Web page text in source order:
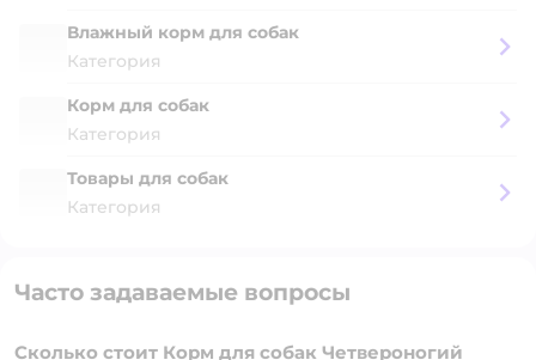
Влажный корм для собак
Категория
Корм для собак
Категория
Товары для собак
Категория
Часто задаваемые вопросы
Сколько стоит Корм для собак Четвероногий